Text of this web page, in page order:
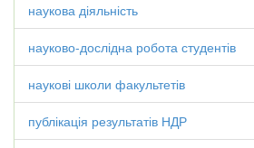
наукова діяльність
науково-дослідна робота студентів
наукові школи факультетів
публікація результатів НДР